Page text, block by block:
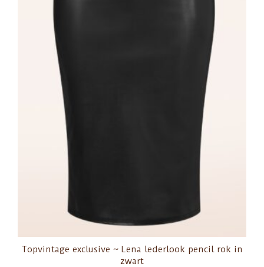
Topvintage exclusive ~ Lena lederlook pencil rok in
zwart